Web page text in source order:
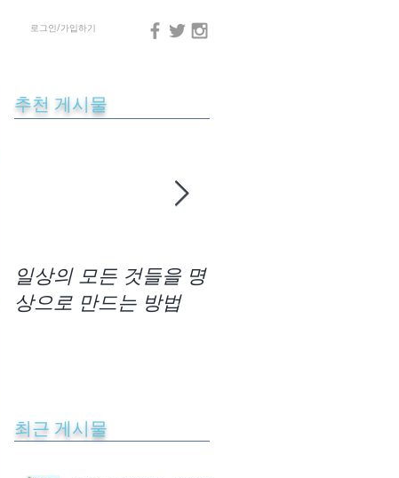
로그인/가입하기
추천 게시물
일상의 모든 것들을 명
상으로 만드는 방법
최근 게시물